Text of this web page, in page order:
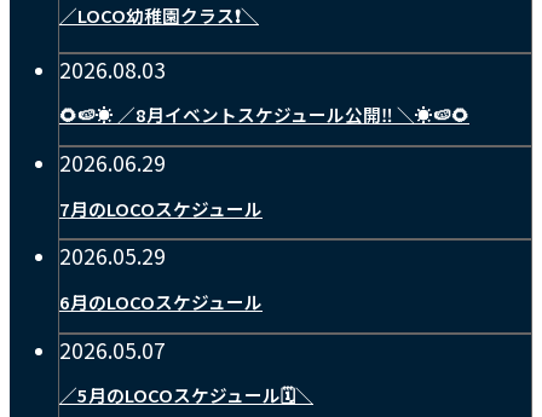
／LOCO幼稚園クラス❗️＼
2026.08.03
🌻🍉☀️ ／8月イベントスケジュール公開‼️ ＼☀️🍉🌻
2026.06.29
7月のLOCOスケジュール
2026.05.29
6月のLOCOスケジュール
2026.05.07
／5月のLOCOスケジュール🗓️＼